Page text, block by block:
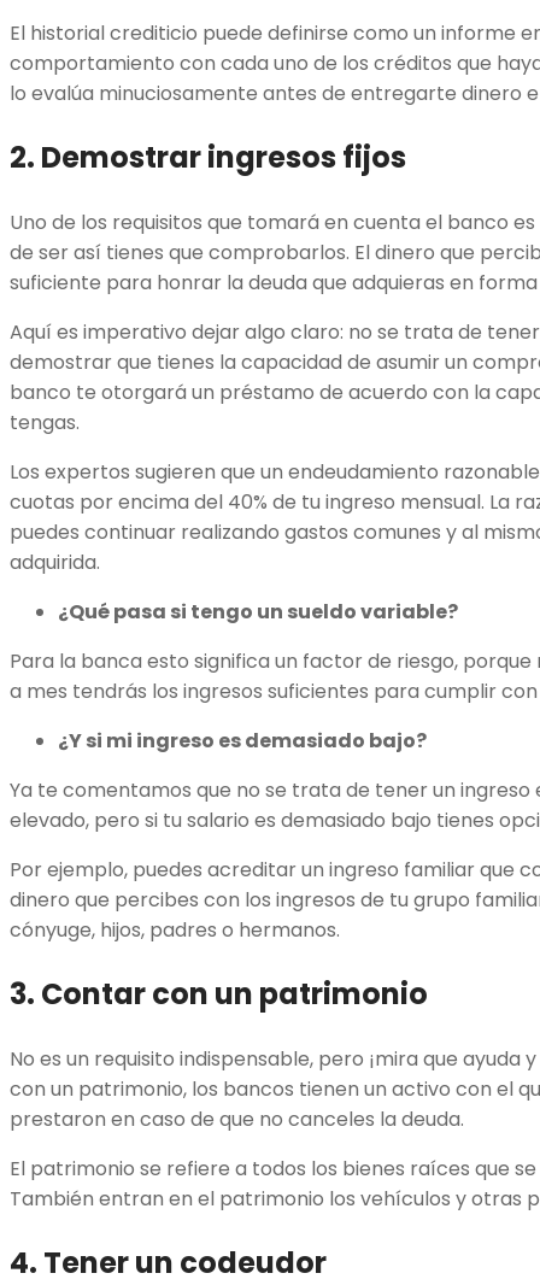
El historial crediticio puede definirse como un informe
comportamiento con cada uno de los créditos que
lo evalúa minuciosamente antes de entregarte dinero
2. Demostrar ingresos fijos
Uno de los requisitos que tomará en cuenta el banco
de ser así tienes que comprobarlos. El dinero que
suficiente para honrar la deuda que adquieras en
Aquí es imperativo dejar algo claro: no se trata de
demostrar que tienes la capacidad de asumir un
banco te otorgará un préstamo de acuerdo con la
tengas.
Los expertos sugieren que un endeudamiento
cuotas por encima del 40% de tu ingreso mensual. La
puedes continuar realizando gastos comunes y al
adquirida.
¿Qué pasa si tengo un sueldo variable?
Para la banca esto significa un factor de riesgo,
a mes tendrás los ingresos suficientes para cumplir
¿Y si mi ingreso es demasiado bajo?
Ya te comentamos que no se trata de tener un
elevado, pero si tu salario es demasiado bajo tienes
Por ejemplo, puedes acreditar un ingreso familiar que
dinero que percibes con los ingresos de tu grupo
cónyuge, hijos, padres o hermanos.
3. Contar con un patrimonio
No es un requisito indispensable, pero ¡mira que ayuda
con un patrimonio, los bancos tienen un activo con el
prestaron en caso de que no canceles la deuda.
El patrimonio se refiere a todos los bienes raíces que
También entran en el patrimonio los vehículos y otras
4. Tener un codeudor